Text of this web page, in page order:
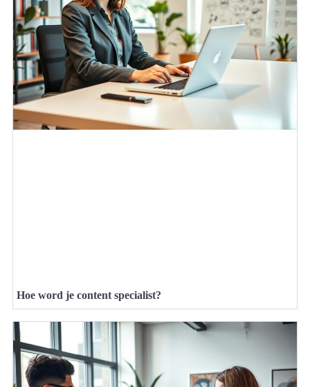
Hoe word je content specialist?